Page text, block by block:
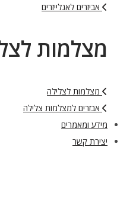
אביזרים לאנלייזרים
מצלמות
מצלמות לצלילה
אבזרים למצלמות צלילה
מידע ומאמרים
יצירת קשר